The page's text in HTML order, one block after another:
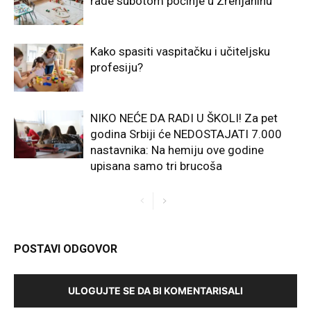
Kako spasiti vaspitačku i učiteljsku
profesiju?
NIKO NEĆE DA RADI U ŠKOLI! Za pet
godina Srbiji će NEDOSTAJATI 7.000
nastavnika: Na hemiju ove godine
upisana samo tri brucoša
POSTAVI ODGOVOR
ULOGUJTE SE DA BI KOMENTARISALI